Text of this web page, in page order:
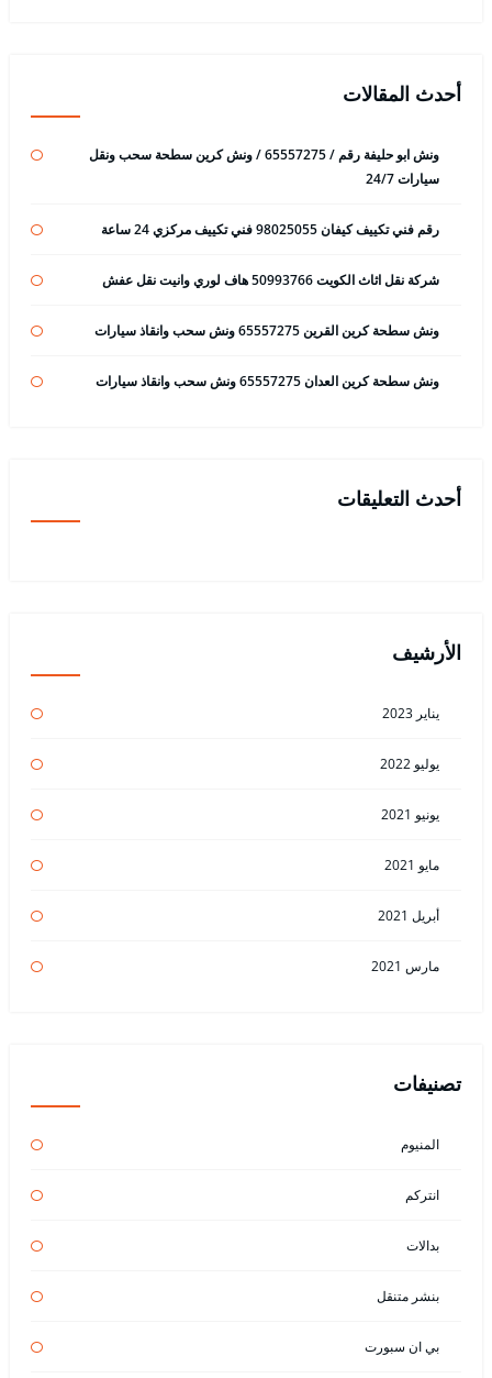
أحدث المقالات
ونش ابو حليفة رقم / 65557275 / ونش كرين سطحة سحب ونقل
سيارات 24/7
رقم فني تكييف كيفان 98025055 فني تكييف مركزي 24 ساعة
شركة نقل اثاث الكويت 50993766 هاف لوري وانيت نقل عفش
ونش سطحة كرين القرين 65557275 ونش سحب وانقاذ سيارات
ونش سطحة كرين العدان 65557275 ونش سحب وانقاذ سيارات
أحدث التعليقات
الأرشيف
يناير 2023
يوليو 2022
يونيو 2021
مايو 2021
أبريل 2021
مارس 2021
تصنيفات
المنيوم
انتركم
بدالات
بنشر متنقل
بي ان سبورت